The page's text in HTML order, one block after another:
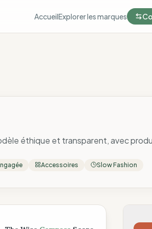
AccueilExplorer les marques
éthique et transparent, avec
Accessoires Slow Fashion